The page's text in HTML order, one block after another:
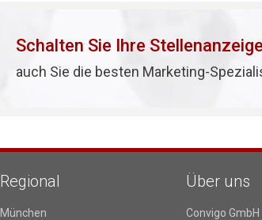
Schalten Sie Ihre Stellenanzeige
auch Sie die besten Marketing-
Regional
München
Über uns
Convigo GmbH